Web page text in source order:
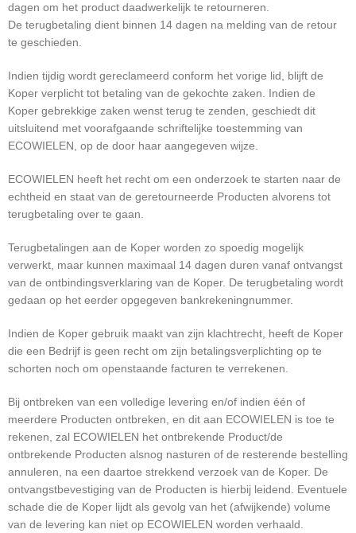
dagen om het product daadwerkelijk te retourneren.
De terugbetaling dient binnen 14 dagen na melding van de retour
te geschieden.
Indien tijdig wordt gereclameerd conform het vorige lid, blijft de
Koper verplicht tot betaling van de gekochte zaken. Indien de
Koper gebrekkige zaken wenst terug te zenden, geschiedt dit
uitsluitend met voorafgaande schriftelijke toestemming van
ECOWIELEN, op de door haar aangegeven wijze.
ECOWIELEN heeft het recht om een onderzoek te starten naar de
echtheid en staat van de geretourneerde Producten alvorens tot
terugbetaling over te gaan.
Terugbetalingen aan de Koper worden zo spoedig mogelijk
verwerkt, maar kunnen maximaal 14 dagen duren vanaf ontvangst
van de ontbindingsverklaring van de Koper. De terugbetaling wordt
gedaan op het eerder opgegeven bankrekeningnummer.
Indien de Koper gebruik maakt van zijn klachtrecht, heeft de Koper
die een Bedrijf is geen recht om zijn betalingsverplichting op te
schorten noch om openstaande facturen te verrekenen.
Bij ontbreken van een volledige levering en/of indien één of
meerdere Producten ontbreken, en dit aan ECOWIELEN is toe te
rekenen, zal ECOWIELEN het ontbrekende Product/de
ontbrekende Producten alsnog nasturen of de resterende bestelling
annuleren, na een daartoe strekkend verzoek van de Koper. De
ontvangstbevestiging van de Producten is hierbij leidend. Eventuele
schade die de Koper lijdt als gevolg van het (afwijkende) volume
van de levering kan niet op ECOWIELEN worden verhaald.